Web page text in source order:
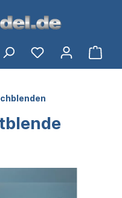
Du hast 0